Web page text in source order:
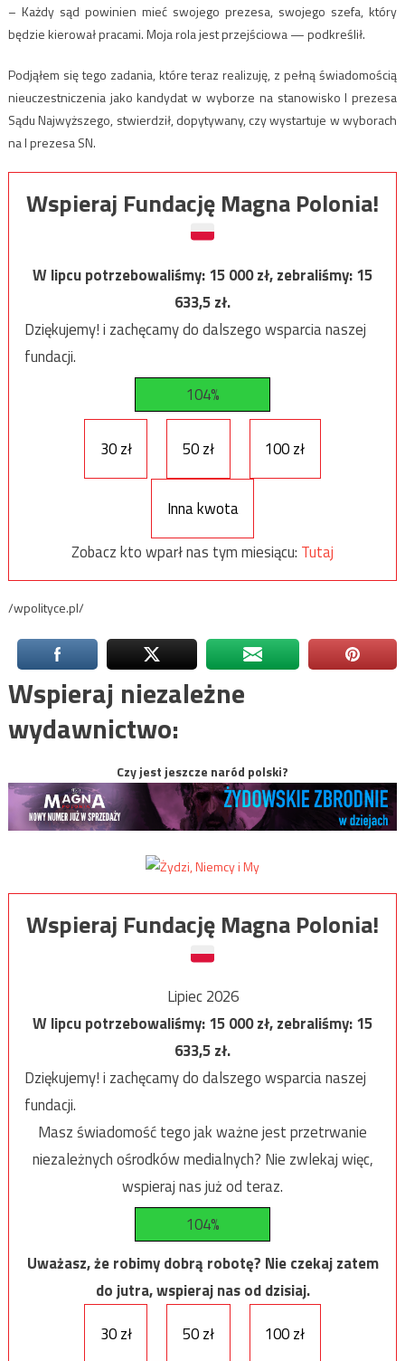
– Każdy sąd powinien mieć swojego prezesa, swojego szefa, który
będzie kierował pracami. Moja rola jest przejściowa — podkreślił.
Podjąłem się tego zadania, które teraz realizuję, z pełną świadomością
nieuczestniczenia jako kandydat w wyborze na stanowisko I prezesa
Sądu Najwyższego, stwierdził, dopytywany, czy wystartuje w wyborach
na I prezesa SN.
Wspieraj Fundację Magna Polonia!
W lipcu potrzebowaliśmy:15 000zł, zebraliśmy:15
633,5zł.
Dziękujemy! i zachęcamy do dalszego wsparcia naszej
fundacji.
104%
30 zł 50 zł 100 zł
Inna kwota
Zobacz kto wparł nas tym miesiącu: Tutaj
/wpolityce.pl/
Wspieraj niezależne
wydawnictwo:
Czy jest jeszcze naród polski?
Wspieraj Fundację Magna Polonia!
Lipiec 2026
W lipcu potrzebowaliśmy:15 000zł, zebraliśmy:15
633,5zł.
Dziękujemy! i zachęcamy do dalszego wsparcia naszej
fundacji.
Masz świadomość tego jak ważne jest przetrwanie
niezależnych ośrodków medialnych? Nie zwlekaj więc,
wspieraj nas już od teraz.
104%
Uważasz, że robimy dobrą robotę? Nie czekaj zatem
do jutra, wspieraj nas od dzisiaj.
30 zł
50 zł 100 zł